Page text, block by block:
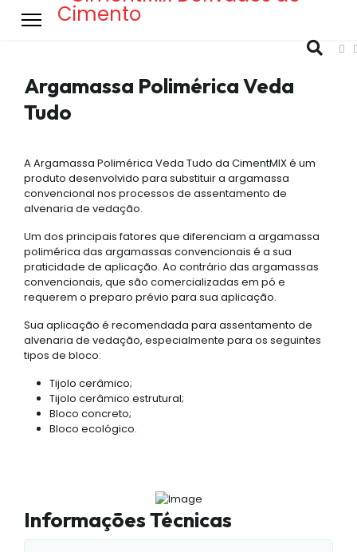
Argamassa Polimérica Veda
Tudo
A Argamassa Polimérica Veda Tudo da CimentMIX é um
produto desenvolvido para substituir a argamassa
convencional nos processos de assentamento de
alvenaria de vedação.
Um dos principais fatores que diferenciam a argamassa
polimérica das argamassas convencionais é a sua
praticidade de aplicação. Ao contrário das argamassas
convencionais, que são comercializadas em pó e
requerem o preparo prévio para sua aplicação.
Sua aplicação é recomendada para assentamento de
alvenaria de vedação, especialmente para os seguintes
tipos de bloco:
Tijolo cerâmico;
Tijolo cerâmico estrutural;
Bloco concreto;
Bloco ecológico.
Informações Técnicas